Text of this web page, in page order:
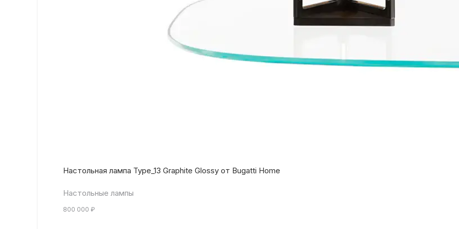
Настольная лампа Type_13 Graphite Glossy от Bugatti Home
Настольные лампы
800 000 ₽